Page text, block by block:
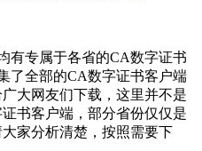
有专属于各省的CA数字证书
了全部的CA数字证书客户端
大网友们下载，这里并不是
书客户端，部分省份仅仅是
家分析清楚，按照需要下